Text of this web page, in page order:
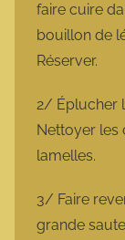
faire cuire
bouillon de
Réserver.
2/ Éplucher
Nettoyer les
lamelles.
3/ Faire
grande